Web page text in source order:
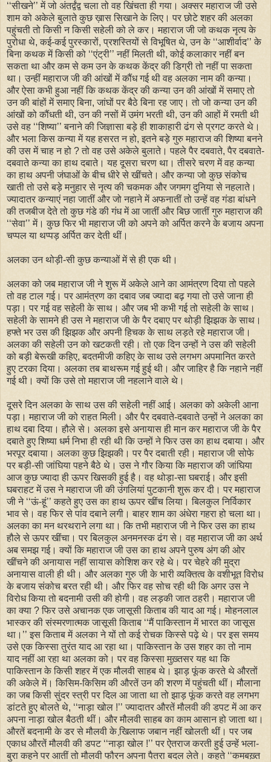
‘‘सीखने’’ में जो अंतर्द्वंद्व चला तो वह खिंचता ही गया। अक्सर महाराज जी उसे
शाम को अकेले बुलाते कुछ ख़ास सिखाने के लिए। पर छोटे शहर की अलका
पहुंचती तो किसी न किसी सहेली को ले कर। महाराज जी जो कथक नृत्य के
पुरोधा थे, कई-कई पुरस्कारों, प्रशस्तियों से विभूषित थे, उन के ‘‘आशीर्वाद’’ के
बिना कथक में किसी को ‘‘एंट्री’’ नहीं मिलती थी, कोई कलाकार नहीं बन
सकता था और कम से कम उन के कथक केंद्र की डिग्री तो नहीं पा सकता
था। उन्हीं महाराज जी की आंखों में कौंध गई थी वह अलका नाम की कन्या।
और ऐसा कभी हुआ नहीं कि कथक केंद्र की कन्या उन की आंखों में समाए तो
उन की बांहों में समाए बिना, जांघों पर बैठे बिना रह जाए। तो जो कन्या उन की
आंखों को कौंधती थी, उन की नसों में उमंग भरती थी, उन की आहों में रमती थी
उसे वह ‘‘शिष्या’’ बनाने की जिज्ञासा बड़े ही शाकाहारी ढंग से प्रगट करते थे।
और भला किस कन्या में यह हसरत न हो, इतने बड़े गुरु महाराज की शिष्या बनने
की उस में चाह न हो ? तो वह उसे अकेले बुलाते। पहले पैर दबवाते, पैर दबवाते-
दबवाते कन्या का हाथ दबाते। यह दूसरा चरण था। तीसरे चरण में वह कन्या
का हाथ अपनी जंघाओं के बीच धीरे से खींचते। और कन्या जो कुछ संकोच
खाती तो उसे बड़े मनुहार से नृत्य की चकमक और जगमग दुनिया से नहलाते।
ज्यादातर कन्याएं नहा जातीं और जो नहाने में अफनातीं तो उन्हें वह गंडा बांधने
की तजबीज देते तो कुछ गंडे की गंध में आ जातीं और बिछ जातीं गुरु महाराज की
‘‘सेवा’’ में। कुछ फिर भी महाराज जी को अपने को अर्पित करने के बजाय अपना
चप्पल या थप्पड़ अर्पित कर देती थीं।
अलका उन थोड़ी-सी कुछ कन्याओं में से ही एक थी।
अलका को जब महाराज जी ने शुरू में अकेले आने का आमंत्रण दिया तो पहले
तो वह टाल गई। पर आमंत्रण का दबाव जब ज्यादा बढ़ गया तो उसे जाना ही
पड़ा। पर गई वह सहेली के साथ। और जब भी कभी गई तो सहेली के साथ।
सहेली के सामने ही उस ने महाराज जी के पैर दबाए पर थोड़ी झिझक के साथ।
हफ्ते भर उस की झिझक और अपनी हिचक के साथ लड़ते रहे महाराज जी।
अलका की सहेली उन को खटकती रही। तो एक दिन उन्हों ने उस की सहेली
को बड़ी बेरूखी कहिए, बदतमीजी कहिए के साथ उसे लगभग अपमानित करते
हुए टरका दिया। अलका तब बाथरूम गई हुई थी। और जाहिर है कि नहाने नहीं
गई थी। क्यों कि उसे तो महाराज जी नहलाने वाले थे।
दूसरे दिन अलका के साथ उस की सहेली नहीं आई। अलका को अकेली आना
पड़ा। महाराज जी को राहत मिली। और पैर दबवाते-दबवाते उन्हों ने अलका का
हाथ दबा दिया। हौले से। अलका इसे अनायास ही मान कर महाराज जी के पैर
दबाते हुए शिष्या धर्म निभा ही रही थी कि उन्हों ने फिर उस का हाथ दबाया। और
भरपूर दबाया। अलका कुछ झिझकी। पर पैर दबाती रही। महाराज जी सोफे
पर बड़ी-सी जांघिया पहने बैठे थे। उस ने गौर किया कि महाराज की जांघिया
आज कुछ ज्यादा ही ऊपर खिसकी हुई है। वह थोड़ा-सा घबराई। और इसी
घबराहट में उस ने महाराज जी की उंगलियां पुटकानी शुरू कर दी। पर महाराज
जी ने ‘‘ऊं-हूं’’ कहते हुए उस का हाथ ऊपर खींच लिया। बिलकुल निर्विकार
भाव से। वह फिर से पांव दबाने लगी। बाहर शाम का अंधेरा गहरा हो चला था।
अलका का मन थरथराने लगा था। कि तभी महाराज जी ने फिर उस का हाथ
हौले से ऊपर खींचा। पर बिलकुल अनमनस्क ढंग से। वह महाराज जी का अर्थ
अब समझ गई। क्यों कि महाराज जी उस का हाथ अपने पुरुष अंग की ओर
खींचने की अनायास नहीं सायास कोशिश कर रहे थे। पर चेहरे की मुद्रा
अनायास वाली ही थी। और अलका गुरु जी के भारी व्यक्तित्व के वशीभूत विरोध
के बजाय संकोच बरत रही थी। और फिर वह सोच रही थी कि अगर उस ने
विरोध किया तो बदनामी उसी की होगी। वह लड़की जात ठहरी। महाराज जी
का क्या ? फिर उसे अचानक एक जासूसी किताब की याद आ गई। मोहनलाल
भास्कर की संस्मरणात्मक जासूसी किताब ‘‘मैं पाकिस्तान में भारत का जासूस
था।’’ इस किताब में अलका ने यों तो कई रोचक किस्से पढ़े थे। पर इस समय
उसे एक किस्सा तुरंत याद आ रहा था। पाकिस्तान के उस शहर का तो नाम
याद नहीं आ रहा था अलका को। पर वह किस्सा मुख़्तसर यह था कि
पाकिस्तान के किसी शहर में एक मौलवी साहब थे। झाड़ फूंक करते थे औरतों
की अकेले में। किसिम-किसिम की औरतें उन की शरण में पहुंचती थीं। मौलाना
का जब किसी सुंदर स्त्री पर दिल आ जाता था तो झाड़ फूंक करते वह लगभग
डांटते हुए बोलते थे, ‘‘नाड़ा खोल !’’ ज्यादातर औरतें मौलवी की डपट में आ कर
अपना नाड़ा खोल बैठती थीं। और मौलवी साहब का काम आसान हो जाता था।
औरतें बदनामी के डर से मौलवी के खि़लाफ जबान नहीं खोलती थीं। पर जब
एकाध औरतें मौलवी की डपट ‘‘नाड़ा खोल !’’ पर ऐतराज करती हुई उन्हें भला-
बुरा कहने पर आतीं तो मौलवी फौरन अपना पैतरा बदल लेते। कहते ‘‘कमबख़्त